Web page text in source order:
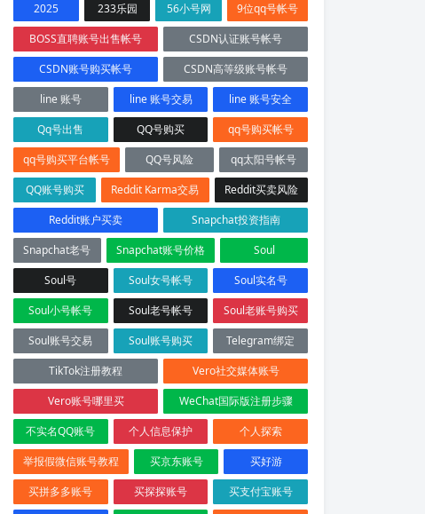
2025 233乐园 56小号网
9位qq号帐号
BOSS直聘账号出售帐号
CSDN认证账号帐号
CSDN账号购买帐号
CSDN高等级账号帐号
line 账号
line 账号交易
line 账号安全
Qq号出售
QQ号购买
qq号购买帐号
qq号购买平台帐号
QQ号风险
qq太阳号帐号
QQ账号购买
Reddit Karma交易
Reddit买卖风险
Reddit账户买卖
Snapchat投资指南
Snapchat老号
Snapchat账号价格
Soul
Soul号
Soul女号帐号
Soul实名号
Soul小号帐号
Soul老号帐号
Soul老账号购买
Soul账号交易
Soul账号购买
Telegram绑定
TikTok注册教程
Vero社交媒体账号
Vero账号哪里买
WeChat国际版注册步骤
不实名QQ账号
个人信息保护
个人探索
举报假微信账号教程
买京东账号
买好游
买拼多多账号
买探探账号 买支付宝账号